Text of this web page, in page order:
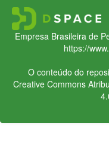
Empresa Brasileira de
https://
O conteúdo do
Creative Commons